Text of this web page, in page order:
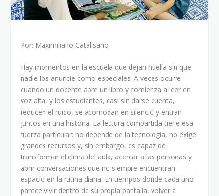
Por: Maximiliano Catalisano
Hay momentos en la escuela que dejan huella sin que
nadie los anuncie como especiales. A veces ocurre
cuando un docente abre un libro y comienza a leer en
voz alta, y los estudiantes, casi sin darse cuenta,
reducen el ruido, se acomodan en silencio y entran
juntos en una historia. La lectura compartida tiene esa
fuerza particular: no depende de la tecnología, no exige
grandes recursos y, sin embargo, es capaz de
transformar el clima del aula, acercar a las personas y
abrir conversaciones que no siempre encuentran
espacio en la rutina diaria. En tiempos donde cada uno
parece vivir dentro de su propia pantalla, volver a